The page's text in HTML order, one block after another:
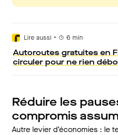
Lire aussi • 6 min
Autoroutes gratuites en
circuler pour ne rien
Réduire les
compromis
Autre levier d’économies : le